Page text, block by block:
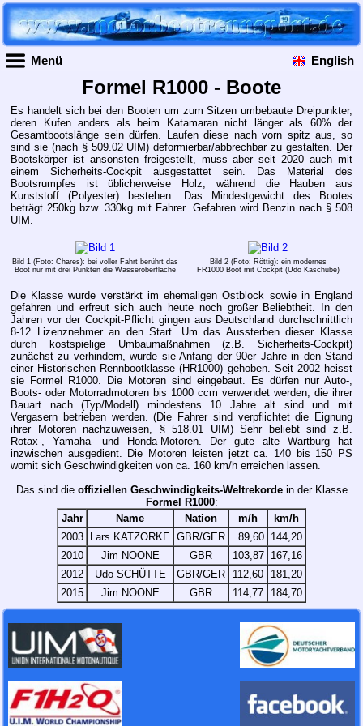
Menü English
Formel R1000 - Boote
Es handelt sich bei den Booten um zum Sitzen umbebaute Dreipunkter,
deren Kufen anders als beim Katamaran nicht länger als 60% der
Gesamtbootslänge sein dürfen. Laufen diese nach vorn spitz aus, so
sind sie (nach § 509.02 UIM) deformierbar/abbrechbar zu gestalten. Der
Bootskörper ist ansonsten freigestellt, muss aber seit 2020 auch mit
einem Sicherheits-Cockpit ausgestattet sein. Das Material des
Bootsrumpfes ist üblicherweise Holz, während die Hauben aus
Kunststoff (Polyester) bestehen. Das Mindestgewicht des Bootes
beträgt 250kg bzw. 330kg mit Fahrer. Gefahren wird Benzin nach § 508
UIM.
Bild 1 (Foto: Chares): bei voller Fahrt berührt das
Boot nur mit drei Punkten die Wasseroberfläche
Bild 2 (Foto: Röttig): ein modernes
FR1000 Boot mit Cockpit (Udo Kaschube)
Die Klasse wurde verstärkt im ehemaligen Ostblock sowie in England
gefahren und erfreut sich auch heute noch großer Beliebtheit. In den
Jahren vor der Cockpit-Pflicht gingen aus Deutschland durchschnittlich
8-12 Lizenznehmer an den Start. Um das Aussterben dieser Klasse
durch kostspielige Umbaumaßnahmen (z.B. Sicherheits-Cockpit)
zunächst zu verhindern, wurde sie Anfang der 90er Jahre in den Stand
einer Historischen Rennbootklasse (HR1000) gehoben. Seit 2002 heisst
sie Formel R1000. Die Motoren sind eingebaut. Es dürfen nur Auto-,
Boots- oder Motorradmotoren bis 1000 ccm verwendet werden, die ihrer
Bauart nach (Typ/Modell) mindestens 10 Jahre alt sind und mit
Vergasern betrieben werden. (Die Fahrer sind verpflichtet die Eignung
ihrer Motoren nachzuweisen, § 518.01 UIM) Sehr beliebt sind z.B.
Rotax-, Yamaha- und Honda-Motoren. Der gute alte Wartburg hat
inzwischen ausgedient. Die Motoren leisten jetzt ca. 140 bis 150 PS
womit sich Geschwindigkeiten von ca. 160 km/h erreichen lassen.
Das sind die offiziellen Geschwindigkeits-Weltrekordein der Klasse
Formel R1000:
Jahr
Name Nation m/h
km/h
2003
Lars KATZORKE GBR/GER 89,60 144,20
2010
Jim NOONE GBR 103,87
167,16
2012
Udo SCHÜTTE GBR/GER 112,60
181,20
2015
Jim NOONE GBR 114,77 184,70